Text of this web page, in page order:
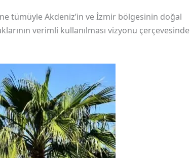
tümüyle Akdeniz’in ve İzmir bölgesinin doğal
verimli kullanılması vizyonu çerçevesinde